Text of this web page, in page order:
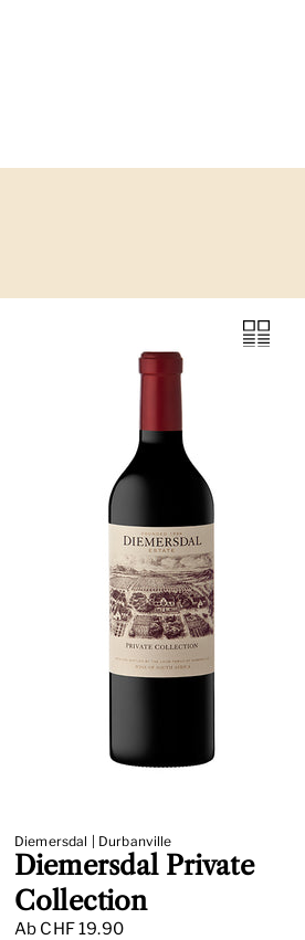
Diemersdal | Durbanville
Diemersdal Private
Collection
Ab CHF 19.90